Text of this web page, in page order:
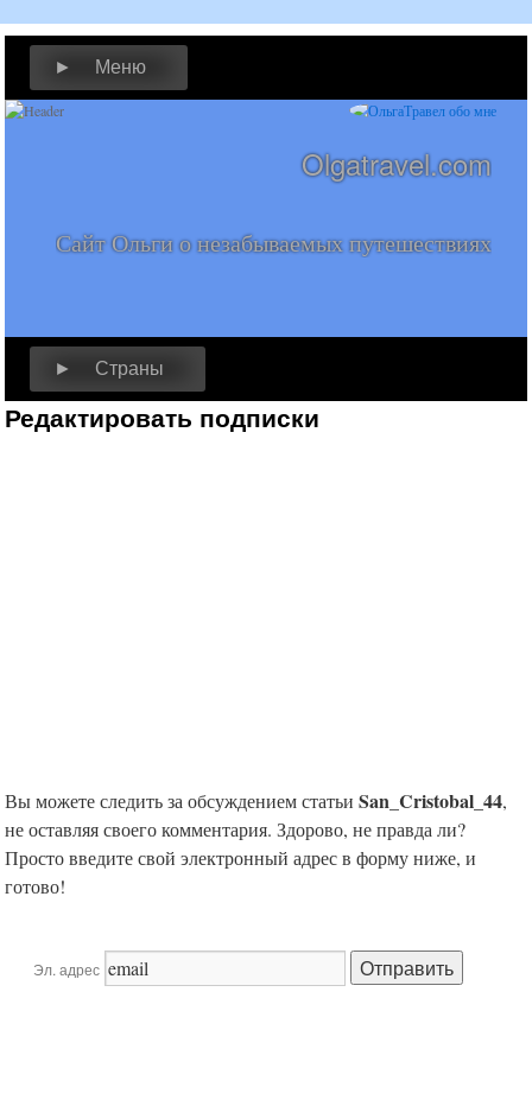
► Меню
Olgatravel.com
Сайт Ольги о незабываемых путешествиях
► Страны
Редактировать подписки
Вы можете следить за обсуждением статьи San_Cristobal_44,
не оставляя своего комментария. Здорово, не правда ли?
Просто введите свой электронный адрес в форму ниже, и
готово!
Эл. адрес